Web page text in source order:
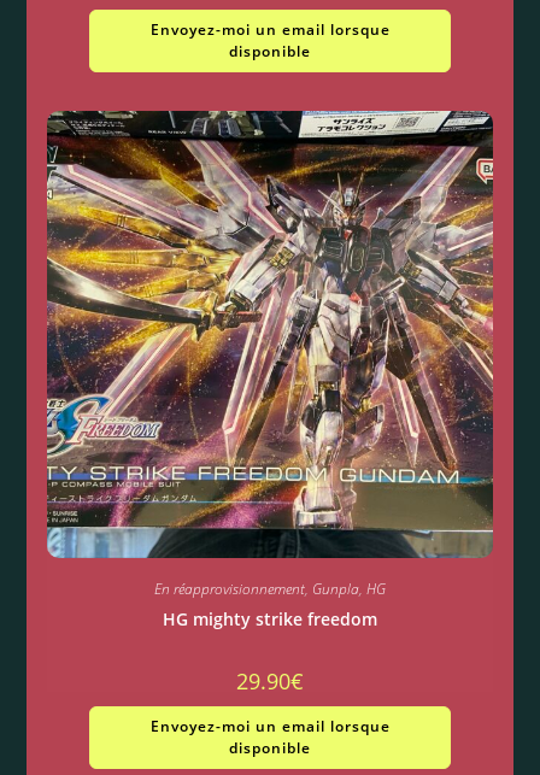
Envoyez-moi un email lorsque
disponible
En réapprovisionnement, Gunpla, HG
HG mighty strike freedom
29.90€
Envoyez-moi un email lorsque
disponible